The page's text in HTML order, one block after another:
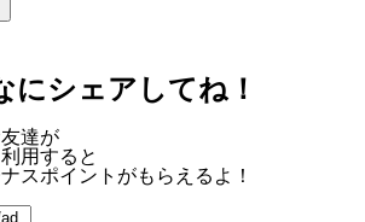
にシェアしてね！
達が
用すると
スポイント がもらえるよ！